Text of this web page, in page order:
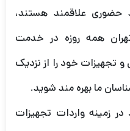
حضوری علاقمند هستند،
همه روزه در خدمت
خود را از نزدیک
ما بهره مند شوید.
در زمینه واردات تجهیزات